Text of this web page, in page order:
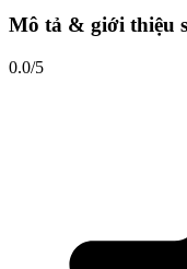
Mô tả & giới thiệu
0.0/5